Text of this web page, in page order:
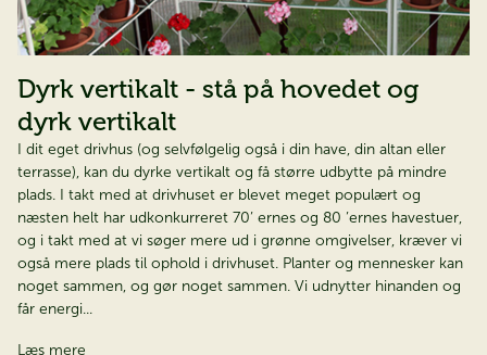
Dyrk vertikalt - stå på hovedet og
dyrk vertikalt
I dit eget drivhus (og selvfølgelig også i din have, din altan eller
terrasse), kan du dyrke vertikalt og få større udbytte på mindre
plads. I takt med at drivhuset er blevet meget populært og
næsten helt har udkonkurreret 70’ ernes og 80 ’ernes havestuer,
og i takt med at vi søger mere ud i grønne omgivelser, kræver vi
også mere plads til ophold i drivhuset. Planter og mennesker kan
noget sammen, og gør noget sammen. Vi udnytter hinanden og
får energi...
Læs mere